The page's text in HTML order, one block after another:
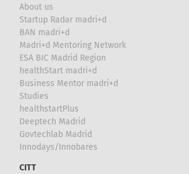
About us
Startup Radar madri+d
BAN madri+d
Madri+d Mentoring Network
ESA BIC Madrid Region
healthStart madri+d
Business Mentor madri+d
Studies
healthstartPlus
Deeptech Madrid
Govtechlab Madrid
Innodays/Innobares
CITT